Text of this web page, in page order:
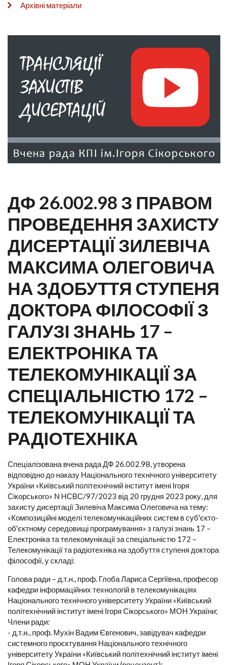
Архівні матеріали
ДФ 26.002.98 З ПРАВОМ
ПРОВЕДЕННЯ ЗАХИСТУ
ДИСЕРТАЦІЇ ЗИЛЕВІЧА
МАКСИМА ОЛЕГОВИЧА
НА ЗДОБУТТЯ СТУПЕНЯ
ДОКТОРА ФІЛОСОФІЇ З
ГАЛУЗІ ЗНАНЬ 17 –
ЕЛЕКТРОНІКА ТА
ТЕЛЕКОМУНІКАЦІЇ ЗА
СПЕЦІАЛЬНІСТЮ 172 –
ТЕЛЕКОМУНІКАЦІЇ ТА
РАДІОТЕХНІКА
Спеціалізована вчена рада ДФ 26.002.98, утворена
відповідно до наказу Національного технічного університету
України «Київський політехнічний інститут імені Ігоря
Сікорського» N НСВС/97/2023 від 20 грудня 2023 року, для
захисту дисертації Зилевіча Максима Олеговича на тему:
«Композиційні моделі телекомунікаційних систем в суб'єкто-
об'єктному середовищі програмування» з галузі знань 17 –
Електроніка та телекомунікації за спеціальністю 172 –
Телекомунікації та радіотехніка на здобуття ступеня доктора
філософії, у складі:
Голова ради – д.т.н., проф. Глоба Лариса Сергіївна, професор
кафедри інформаційних технологій в телекомунікаціях
Національного технічного університету України «Київський
політехнічний інститут імені Ігоря Сікорського» МОН України;
Члени ради:
- д.т.н., проф. Мухін Вадим Євгенович, завідувач кафедри
системного проєктування Національного технічного
університету України «Київський політехнічний інститут імені